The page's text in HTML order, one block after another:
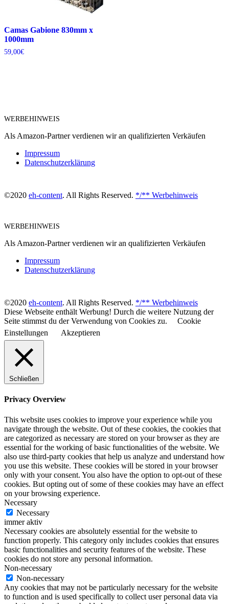
Camas Gabione 830mm x
1000mm
59,00€
WERBEHINWEIS
Als Amazon-Partner verdienen wir an qualifizierten Verkäufen
Impressum
Datenschutzerklärung
©2020 eh-content. All Rights Reserved. */** Werbehinweis
WERBEHINWEIS
Als Amazon-Partner verdienen wir an qualifizierten Verkäufen
Impressum
Datenschutzerklärung
©2020 eh-content. All Rights Reserved. */** Werbehinweis
Diese Webseite enthält Werbung! Durch die weitere Nutzung der
Seite stimmst du der Verwendung von Cookies zu.
Cookie
Einstellungen
Akzeptieren
Schließen
Privacy Overview
This website uses cookies to improve your experience while you
navigate through the website. Out of these cookies, the cookies that
are categorized as necessary are stored on your browser as they are
essential for the working of basic functionalities of the website. We
also use third-party cookies that help us analyze and understand how
you use this website. These cookies will be stored in your browser
only with your consent. You also have the option to opt-out of these
cookies. But opting out of some of these cookies may have an effect
on your browsing experience.
Necessary
Necessary
immer aktiv
Necessary cookies are absolutely essential for the website to
function properly. This category only includes cookies that ensures
basic functionalities and security features of the website. These
cookies do not store any personal information.
Non-necessary
Non-necessary
Any cookies that may not be particularly necessary for the website
to function and is used specifically to collect user personal data via